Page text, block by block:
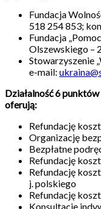
Fundacja
518 254 853;
Fundacja
Olszewskiego –
Stowarzyszenie
e-mail:
Działalność6
oferują:
Refundację
Organizację
Bezpłatne
Refundację
Refundację
j. polskiego
Refundację
Konsultacje